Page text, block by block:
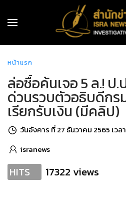
หน้าแรก
ล่อซื้อค้นเจอ 5 ล.! ป
ด่วนรวบตัวอธิบดีกร
เรียกรับเงิน (มีคลิป)
วันอังคาร ที่ 27 ธันวาคม 2565 เวล
isranews
HITS 17322 views